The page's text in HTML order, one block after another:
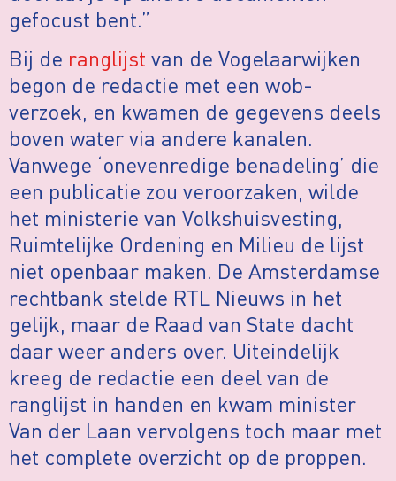
gefocust bent.”
Bij de ranglijst van de Vogelaarwijken
begon de redactie met een wob-
verzoek, en kwamen de gegevens deels
boven water via andere kanalen.
Vanwege ‘onevenredige benadeling’ die
een publicatie zou veroorzaken, wilde
het ministerie van Volkshuisvesting,
Ruimtelijke Ordening en Milieu de lijst
niet openbaar maken. De Amsterdamse
rechtbank stelde RTL Nieuws in het
gelijk, maar de Raad van State dacht
daar weer anders over. Uiteindelijk
kreeg de redactie een deel van de
ranglijst in handen en kwam minister
Van der Laan vervolgens toch maar met
het complete overzicht op de proppen.